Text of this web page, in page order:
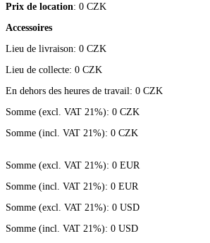
Prix ​​de location: 0 CZK
Accessoires
Lieu de livraison: 0 CZK
Lieu de collecte: 0 CZK
En dehors des heures de travail: 0 CZK
Somme (excl. VAT 21%): 0 CZK
Somme (incl. VAT 21%): 0 CZK
Somme (excl. VAT 21%): 0 EUR
Somme (incl. VAT 21%): 0 EUR
Somme (excl. VAT 21%): 0 USD
Somme (incl. VAT 21%): 0 USD